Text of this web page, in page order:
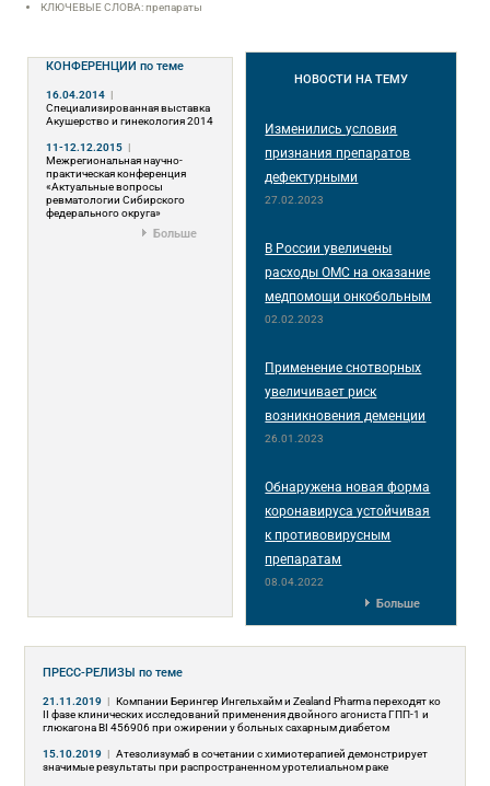
КЛЮЧЕВЫЕ СЛОВА: препараты
КОНФЕРЕНЦИИпо теме
16.04.2014 |
Специализированная выставка
Акушерство и гинекология 2014
11-12.12.2015 |
Межрегиональная научно-
практическая конференция
«Актуальные вопросы
ревматологии Сибирского
федерального округа»
Больше
НОВОСТИНА ТЕМУ
Изменились условия
признания препаратов
дефектурными
27.02.2023
В России увеличены
расходы ОМС на оказание
медпомощи онкобольным
02.02.2023
Применение снотворных
увеличивает риск
возникновения деменции
26.01.2023
Обнаружена новая форма
коронавируса устойчивая
к противовирусным
препаратам
08.04.2022
Больше
ПРЕСС-РЕЛИЗЫпо теме
21.11.2019 | Компании Берингер Ингельхайм и Zealand Pharma переходят ко
II фазе клинических исследований применения двойного агониста ГПП-1 и
глюкагона BI 456906 при ожирении у больных сахарным диабетом
15.10.2019 | Атезолизумаб в сочетании с химиотерапией демонстрирует
значимые результаты при распространенном уротелиальном раке